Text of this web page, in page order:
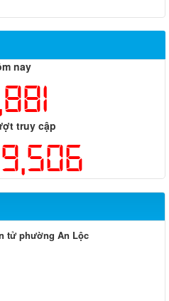
nay
truy cập
tử phường An Lộc